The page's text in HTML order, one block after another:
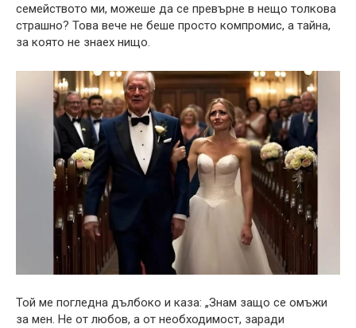
семейството ми, можеше да се превърне в нещо толкова
страшно? Това вече не беше просто компромис, а тайна,
за която не знаех нищо.
Той ме погледна дълбоко и каза: „Знам защо се омъжи
за мен. Не от любов, а от необходимост, заради